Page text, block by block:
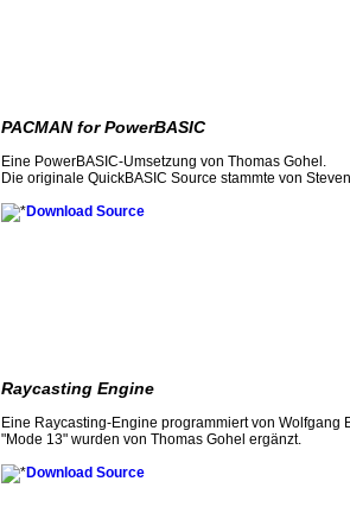
PACMAN for PowerBASIC
Eine PowerBASIC-Umsetzung von Thomas Gohel.
Die originale QuickBASIC Source stammte von
Download Source
Raycasting Engine
Eine Raycasting-Engine programmiert von
"Mode 13" wurden von Thomas Gohel ergänzt.
Download Source